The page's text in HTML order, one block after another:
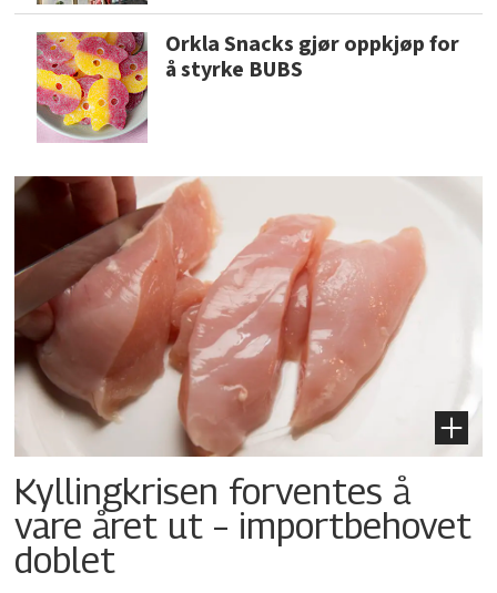
Orkla Snacks gjør oppkjøp for
å styrke BUBS
Kyllingkrisen forventes å
vare året ut – importbehovet
doblet